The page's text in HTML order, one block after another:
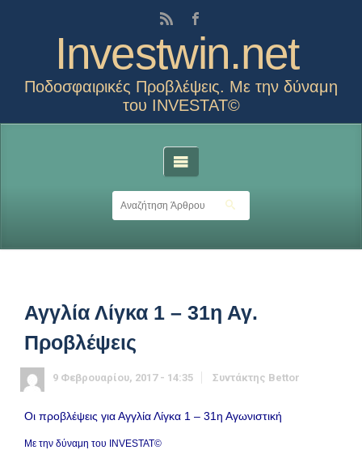
Investwin.net
Ποδοσφαιρικές Προβλέψεις. Με την δύναμη
του INVESTAT©
Αγγλία Λίγκα 1 – 31η Αγ.
Προβλέψεις
9 Φεβρουαρίου, 2017 - 14:35 Συντάκτης Bettor
Οι προβλέψεις για Αγγλία Λίγκα 1 – 31η Αγωνιστική
Με την δύναμη του INVESTAT©